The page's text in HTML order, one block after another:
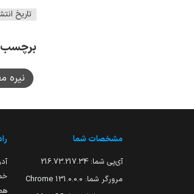
تاریخ انتشار: ۱۴ تیر
نیره
مشخصات شما
آی‌پی شما: 216.73.217.34
مرورگر شما: 131.0.0.0 Chrome